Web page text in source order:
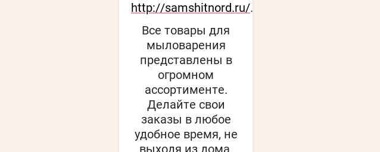
http://samshitnord.ru/.
Все товары для
мыловарения
представлены в
огромном
ассортименте.
Делайте свои
заказы в любое
удобное время, не
выходя из дома.